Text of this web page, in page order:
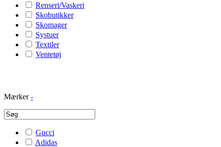
Renseri/Vaskeri
Skobutikker
Skomager
Systuer
Textiler
Ventetøj
Mærker -
Gucci
Adidas